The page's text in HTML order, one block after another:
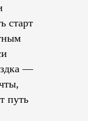
старт
—
путь